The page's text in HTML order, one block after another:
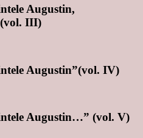
Augustin,
III)
Augustin”(vol. IV)
Augustin…” (vol. V)